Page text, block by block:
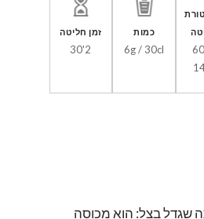
כמות
6g / 30cl
זמן חליטה
2'30
שגדל בצל: הוא מכוסה